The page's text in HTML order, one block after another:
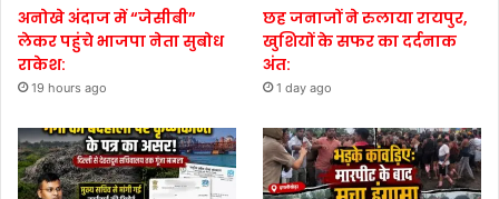
अनोखे अंदाज में “जेसीबी”
लेकर पहुंचे भाजपा नेता सुबोध
राकेश:
19 hours ago
छह जनाजों ने रुलाया रायपुर,
खुशियों के सफर का दर्दनाक
अंत:
1 day ago